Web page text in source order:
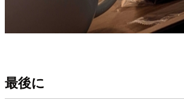
最後に